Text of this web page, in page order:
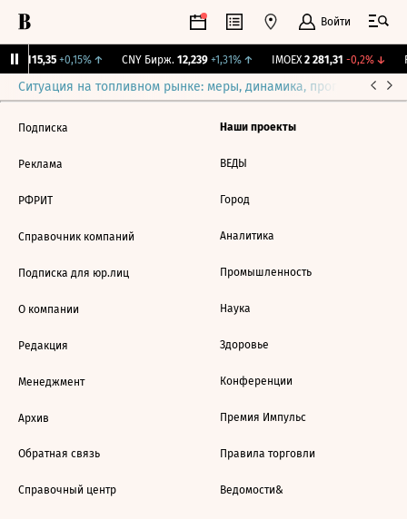
Войти
115,35 +0,15%↑ CNY Бирж. 12,239 +1,31%↑ IMOEX 2 281,31 -0,2%↓
Ситуация на топливном рынке: меры, динамика, прогнозы
Подписка
Реклама
РФРИТ
Справочник компаний
Подписка для юр.лиц
О компании
Редакция
Менеджмент
Архив
Обратная связь
Справочный центр
Наши проекты
ВЕДЫ
Город
Аналитика
Промышленность
Наука
Здоровье
Конференции
Премия Импульс
Правила торговли
Ведомости&